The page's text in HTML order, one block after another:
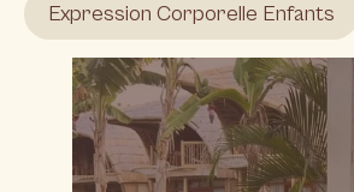
Expression Corporelle Enfants